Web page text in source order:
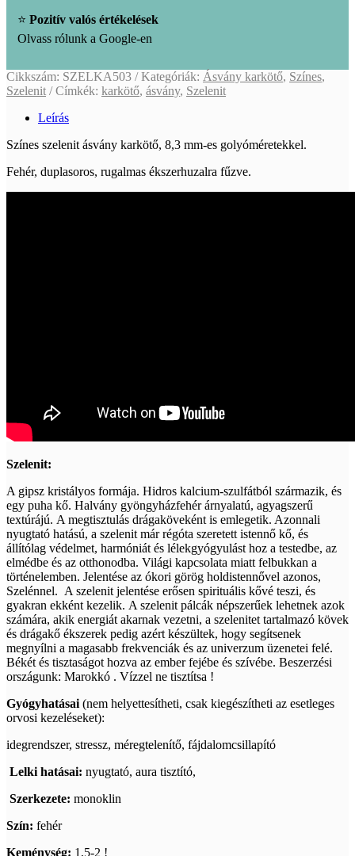
⭐ Pozitív valós értékelések
Olvass rólunk a Google-en
Cikkszám: SZELKA503 Kategóriák: Ásvány karkötő, Színes,
Szelenit
Címkék: karkötő, ásvány, Szelenit
Leírás
Színes szelenit ásvány karkötő, 8,3 mm-es golyóméretekkel.
Fehér, duplasoros, rugalmas ékszerhuzalra fűzve.
Szelenit:
A gipsz kristályos formája. Hidros kalcium-szulfátból származik, és
egy puha kő. Halvány gyöngyházfehér árnyalatú, agyagszerű
textúrájú. A megtisztulás drágaköveként is emlegetik. Azonnali
nyugtató hatású, a szelenit már régóta szeretett istennő kő, és
állítólag védelmet, harmóniát és lélekgyógyulást hoz a testedbe, az
elmédbe és az otthonodba. Világi kapcsolata miatt felbukkan a
történelemben. Jelentése az ókori görög holdistennővel azonos,
Szelénnel. A szelenit jelentése erősen spirituális kővé teszi, és
gyakran ekként kezelik. A szelenit pálcák népszerűek lehetnek azok
számára, akik energiát akarnak vezetni, a szelenitet tartalmazó kövek
és drágakő ékszerek pedig azért készültek, hogy segítsenek
megnyílni a magasabb frekvenciák és az univerzum üzenetei felé.
Békét és tisztaságot hozva az ember fejébe és szívébe. Beszerzési
országunk: Marokkó . Vízzel ne tisztítsa !
Gyógyhatásai (nem helyettesítheti, csak kiegészítheti az esetleges
orvosi kezeléseket):
idegrendszer, stressz, méregtelenítő, fájdalomcsillapító
Lelki hatásai: nyugtató, aura tisztító,
Szerkezete: monoklin
Szín: fehér
Keménység: 1,5-2 !